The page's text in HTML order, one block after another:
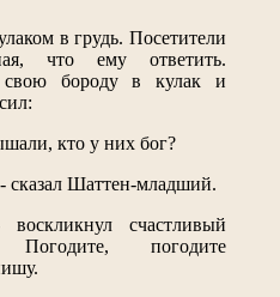
в грудь. Посетители
что ему ответить.
свою бороду в кулак и
кто у них бог?
сказал Шаттен-младший.
счастливый
погодите